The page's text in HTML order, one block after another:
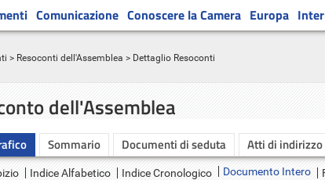
Comunicazione Conoscere la Camera Europa
> Resoconti dell'Assemblea > Dettaglio Resoconti
dell'Assemblea
Sommario Documenti di seduta Atti di
Indice Alfabetico Indice Cronologico Documento Intero